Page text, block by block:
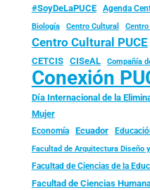
#SoyDeLaPUCE Agenda
Biología
Centro Cultural Centro
Centro Cultural PUCE
CETCIS CISeAL Compañía
Conexión
Día Internacional de la
Mujer
Economía Ecuador
Facultad de Arquitectura Diseño
Facultad de Ciencias de la
Facultad de Ciencias